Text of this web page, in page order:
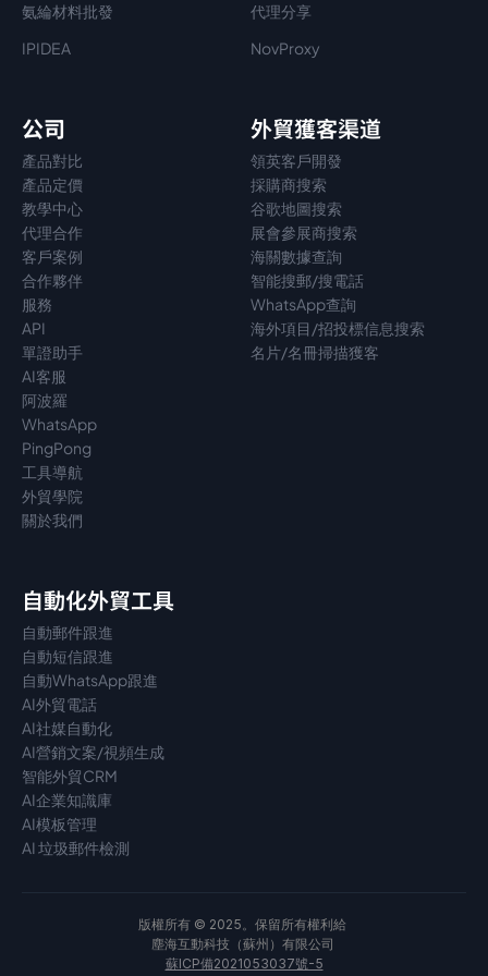
氨綸材料批發
代理分享
IPIDEA
NovProxy
公司
產品對比
產品定價
教學中心
代理合作
客戶案例
合作夥伴
服務
API
單證助手
AI客服
阿波羅
WhatsApp
PingPong
工具導航
外貿學院
關於我們
外貿獲客渠道
領英客戶開發
採購商搜索
谷歌地圖搜索
展會參展商搜索
海關數據查詢
智能搜郵/搜電話
WhatsApp查詢
海外項目/招投標信息搜索
名片/名冊掃描獲客
自動化外貿工具
自動郵件跟進
自動短信跟進
自動WhatsApp跟進
AI外貿電話
AI社媒自動化
AI營銷文案/視頻生成
智能外貿CRM
AI企業知識庫
AI模板管理
AI 垃圾郵件檢測
版權所有 © 2025。保留所有權利給
塵海互動科技（蘇州）有限公司
蘇ICP備2021053037號-5